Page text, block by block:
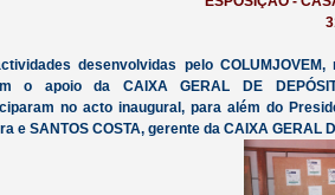
desenvolvidas pelo
o apoio da CAIXA GERAL DE
no acto inaugural, para além do
e SANTOS COSTA, gerente da CAIXA GERAL